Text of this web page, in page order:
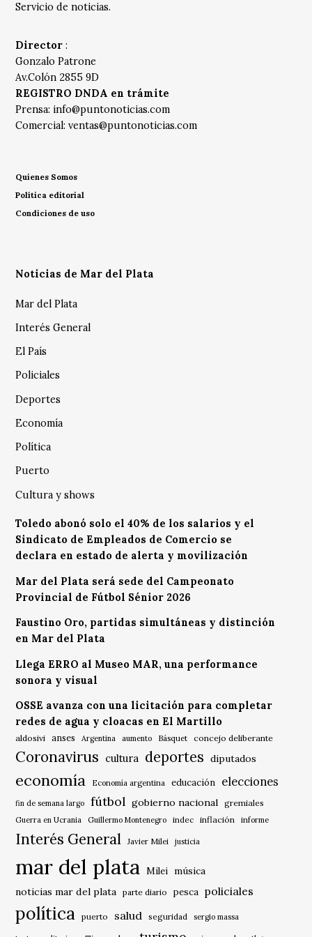
Servicio de noticias.
Director :
Gonzalo Patrone
Av.Colón 2855 9D
REGISTRO DNDA en trámite
Prensa: info@puntonoticias.com
Comercial:ventas@puntonoticias.com
Quienes Somos
Política editorial
Condiciones de uso
Noticias de Mar del Plata
Mar del Plata
Interés General
El País
Policiales
Deportes
Economía
Política
Puerto
Cultura y shows
Toledo abonó solo el 40% de los salarios y el
Sindicato de Empleados de Comercio se
declara en estado de alerta y movilización
Mar del Plata será sede del Campeonato
Provincial de Fútbol Sénior 2026
Faustino Oro, partidas simultáneas y distinción
en Mar del Plata
Llega ERRO al Museo MAR, una performance
sonora y visual
OSSE avanza con una licitación para completar
redes de agua y cloacas en El Martillo
aldosivi anses Argentina aumento Básquet concejo deliberante
Coronavirus cultura deportes diputados
economía Economía argentina educación elecciones
fin de semana largo fútbol gobierno nacional gremiales
Guerra en Ucrania Guillermo Montenegro indec inflación informe
Interés General Javier Milei justicia
mar del plata Milei música
noticias mar del plata
parte diario pesca policiales
política puerto salud seguridad sergio massa